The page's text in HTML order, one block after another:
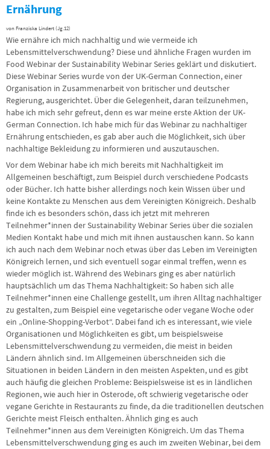
Ernährung
von Franziska Lindert (Jg.12)
Wie ernähre ich mich nachhaltig und wie vermeide ich
Lebensmittelverschwendung? Diese und ähnliche Fragen wurden im
Food Webinar der Sustainability Webinar Series geklärt und diskutiert.
Diese Webinar Series wurde von der UK-German Connection, einer
Organisation in Zusammenarbeit von britischer und deutscher
Regierung, ausgerichtet. Über die Gelegenheit, daran teilzunehmen,
habe ich mich sehr gefreut, denn es war meine erste Aktion der UK-
German Connection. Ich habe mich für das Webinar zu nachhaltiger
Ernährung entschieden, es gab aber auch die Möglichkeit, sich über
nachhaltige Bekleidung zu informieren und auszutauschen.
Vor dem Webinar habe ich mich bereits mit Nachhaltigkeit im
Allgemeinen beschäftigt, zum Beispiel durch verschiedene Podcasts
oder Bücher. Ich hatte bisher allerdings noch kein Wissen über und
keine Kontakte zu Menschen aus dem Vereinigten Königreich. Deshalb
finde ich es besonders schön, dass ich jetzt mit mehreren
Teilnehmer*innen der Sustainability Webinar Series über die sozialen
Medien Kontakt habe und mich mit ihnen austauschen kann. So kann
ich auch nach dem Webinar noch etwas über das Leben im Vereinigten
Königreich lernen, und sich eventuell sogar einmal treffen, wenn es
wieder möglich ist. Während des Webinars ging es aber natürlich
hauptsächlich um das Thema Nachhaltigkeit: So haben sich alle
Teilnehmer*innen eine Challenge gestellt, um ihren Alltag nachhaltiger
zu gestalten, zum Beispiel eine vegetarische oder vegane Woche oder
ein „Online-Shopping-Verbot“. Dabei fand ich es interessant, wie viele
Organisationen und Möglichkeiten es gibt, um beispielsweise
Lebensmittelverschwendung zu vermeiden, die meist in beiden
Ländern ähnlich sind. Im Allgemeinen überschneiden sich die
Situationen in beiden Ländern in den meisten Aspekten, und es gibt
auch häufig die gleichen Probleme: Beispielsweise ist es in ländlichen
Regionen, wie auch hier in Osterode, oft schwierig vegetarische oder
vegane Gerichte in Restaurants zu finde, da die traditionellen deutschen
Gerichte meist Fleisch enthalten. Ähnlich ging es auch
Teilnehmer*innen aus dem Vereinigten Königreich. Um das Thema
Lebensmittelverschwendung ging es auch im zweiten Webinar, bei dem